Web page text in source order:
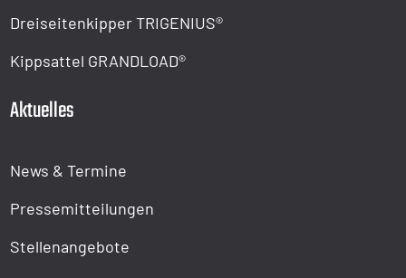
Dreiseitenkipper TRIGENIUS®
Kippsattel GRANDLOAD®
Aktuelles
News & Termine
Pressemitteilungen
Stellenangebote